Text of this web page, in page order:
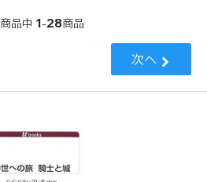
商品中 1-28商品
次へ